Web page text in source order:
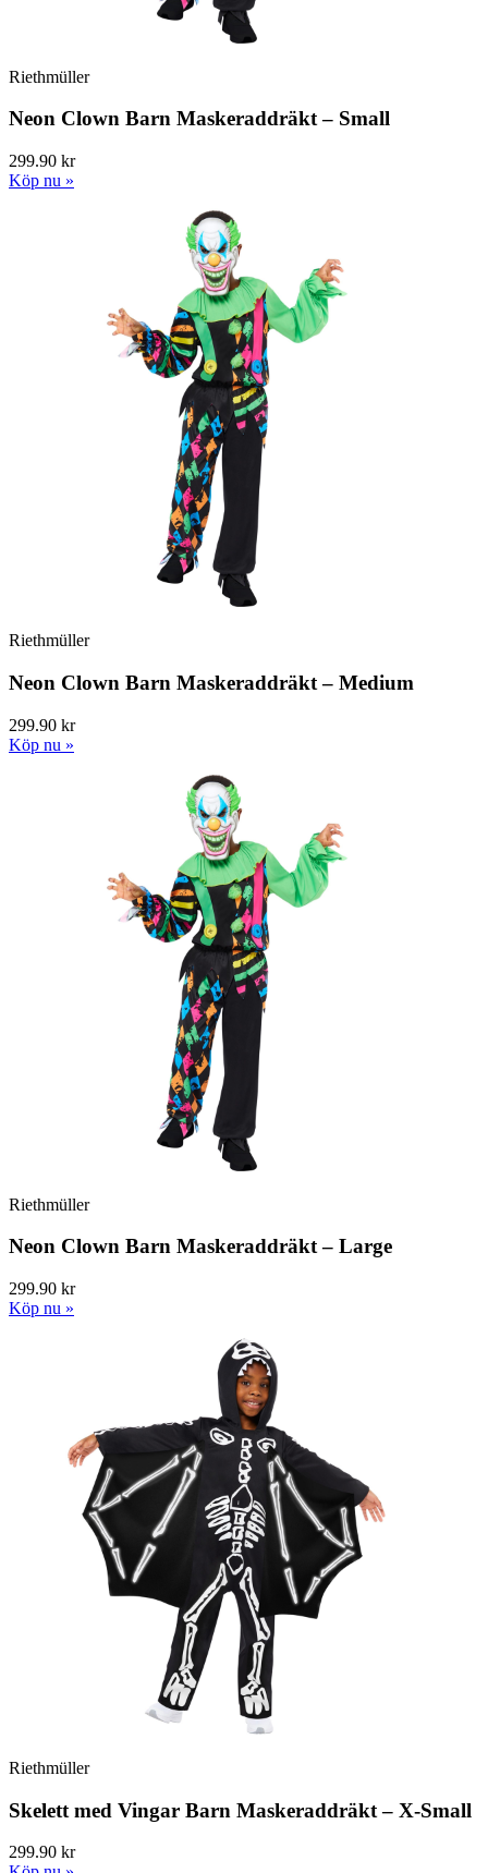
Riethmüller
Neon Clown Barn Maskeraddräkt – Small
299.90 kr
Köp nu »
Riethmüller
Neon Clown Barn Maskeraddräkt – Medium
299.90 kr
Köp nu »
Riethmüller
Neon Clown Barn Maskeraddräkt – Large
299.90 kr
Köp nu »
Riethmüller
Skelett med Vingar Barn Maskeraddräkt – X-Small
299.90 kr